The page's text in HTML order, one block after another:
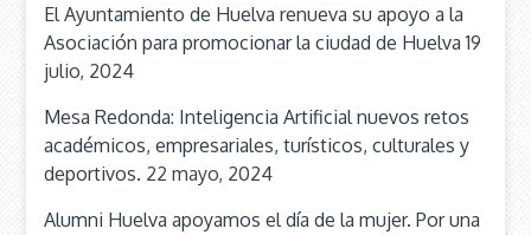
El Ayuntamiento de Huelva renueva su apoyo a la
Asociación para promocionar la ciudad de Huelva 19
julio, 2024
Mesa Redonda: Inteligencia Artificial nuevos retos
académicos, empresariales, turísticos, culturales y
deportivos. 22 mayo, 2024
Alumni Huelva apoyamos el día de la mujer. Por una